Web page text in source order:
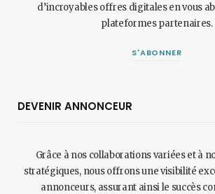
d’incroyables offres digitales en vous
plateformes partenaires.
S'ABONNER
DEVENIR ANNONCEUR
Grâce à nos collaborations variées et à
stratégiques, nous offrons une visibilité
annonceurs, assurant ainsi le succès